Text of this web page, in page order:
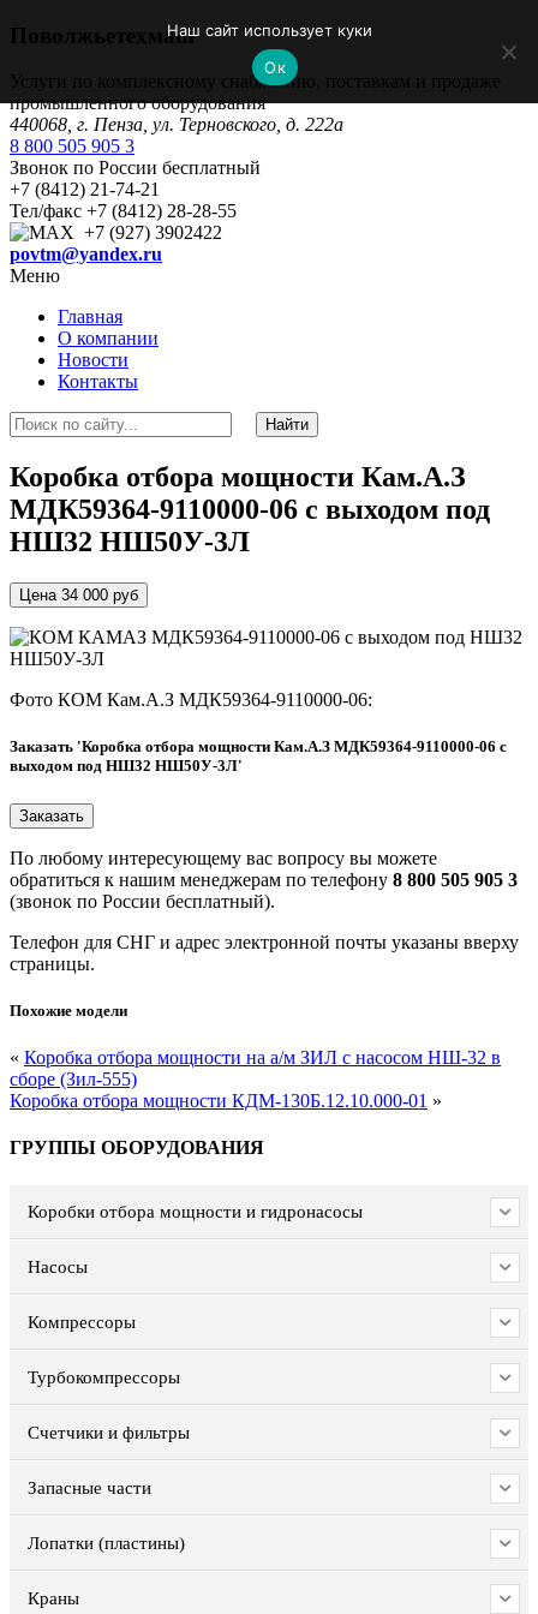
Поволжьетехмаш
Услуги по комплексному снабжению, поставкам и продаже
промышленного оборудования
440068, г. Пенза, ул. Терновского, д. 222а
8 800 505 905 3
Звонок по России бесплатный
+7 (8412) 21-74-21
Тел/факс +7 (8412) 28-28-55
+7 (927) 3902422
povtm@yandex.ru
Меню
Главная
О компании
Новости
Контакты
Коробка отбора мощности Кам.А.З
МДК59364-9110000-06 с выходом под
НШ32 НШ50У-3Л
Цена 34 000 руб
Фото КОМ Кам.А.З МДК59364-9110000-06:
Заказать 'Коробка отбора мощности Кам.А.З МДК59364-9110000-06 с
выходом под НШ32 НШ50У-3Л'
По любому интересующему вас вопросу вы можете
обратиться к нашим менеджерам по телефону 8 800 505 905 3
(звонок по России бесплатный).
Телефон для СНГ и адрес электронной почты указаны вверху
страницы.
Похожие модели
« Коробка отбора мощности на а/м ЗИЛ с насосом НШ-32 в
сборе (Зил-555)
Коробка отбора мощности КДМ-130Б.12.10.000-01 »
ГРУППЫ ОБОРУДОВАНИЯ
Коробки отбора мощности и гидронасосы
Насосы
Компрессоры
Турбокомпрессоры
Счетчики и фильтры
Запасные части
Лопатки (пластины)
Краны
Наш сайт использует куки
Ок